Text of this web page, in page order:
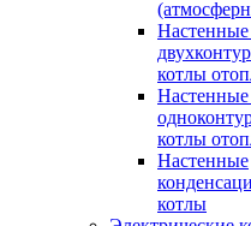
Настенные
котлы
Настенные
котлы
Настенные
котлы